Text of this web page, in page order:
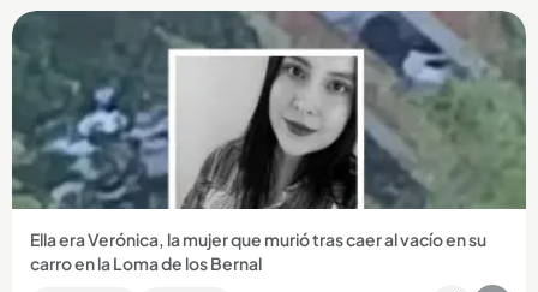
Compartir Noticia
Ella era Verónica, la mujer que murió tras caer al vacío en su
carro en la Loma de los Bernal